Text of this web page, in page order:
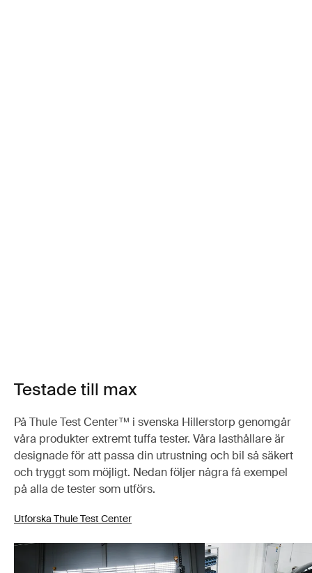
Testade till max
På Thule Test Center™ i svenska Hillerstorp genomgår
våra produkter extremt tuffa tester. Våra lasthållare är
designade för att passa din utrustning och bil så säkert
och tryggt som möjligt. Nedan följer några få exempel
på alla de tester som utförs.
Utforska Thule Test Center